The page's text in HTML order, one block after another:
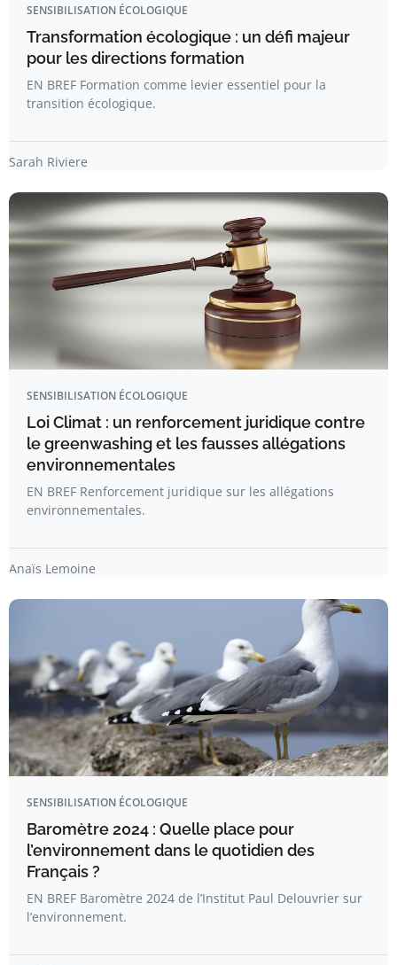
SENSIBILISATION ÉCOLOGIQUE
Transformation écologique : un défi majeur
pour les directions formation
EN BREF Formation comme levier essentiel pour la
transition écologique.
Sarah Riviere
SENSIBILISATION ÉCOLOGIQUE
Loi Climat : un renforcement juridique contre
le greenwashing et les fausses allégations
environnementales
EN BREF Renforcement juridique sur les allégations
environnementales.
Anaïs Lemoine
SENSIBILISATION ÉCOLOGIQUE
Baromètre 2024 : Quelle place pour
l’environnement dans le quotidien des
Français ?
EN BREF Baromètre 2024 de l’Institut Paul Delouvrier sur
l’environnement.